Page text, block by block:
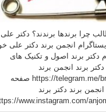
چرا برندها برندند؟ دکتر
انجمن برند دکتر علی
دکتر برند اصول و تکنیک های
برند انجمن برند
https://telegram.me/branddoctor صفحه
انجمن برند دکتر برند